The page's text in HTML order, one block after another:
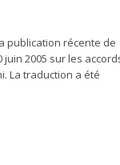
publication récente de
2005 sur les
La traduction a été